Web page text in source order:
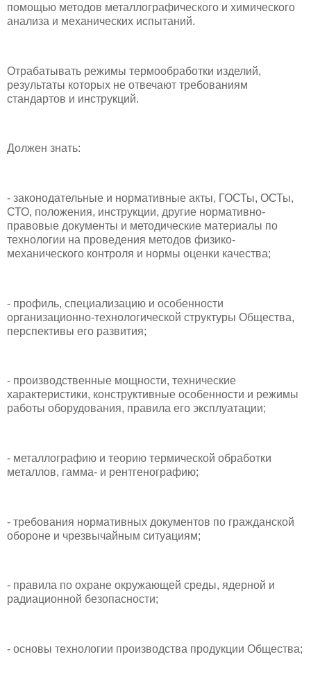
помощью методов металлографического и химического
анализа и механических испытаний.
Отрабатывать режимы термообработки изделий,
результаты которых не отвечают требованиям
стандартов и инструкций.
Должен знать:
- законодательные и нормативные акты, ГОСТы, ОСТы,
СТО, положения, инструкции, другие нормативно-
правовые документы и методические материалы по
технологии на проведения методов физико-
механического контроля и нормы оценки качества;
- профиль, специализацию и особенности
организационно-технологической структуры Общества,
перспективы его развития;
- производственные мощности, технические
характеристики, конструктивные особенности и режимы
работы оборудования, правила его эксплуатации;
- металлографию и теорию термической обработки
металлов, гамма- и рентгенографию;
- требования нормативных документов по гражданской
обороне и чрезвычайным ситуациям;
- правила по охране окружающей среды, ядерной и
радиационной безопасности;
- основы технологии производства продукции Общества;